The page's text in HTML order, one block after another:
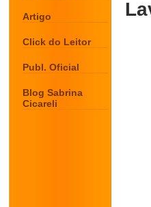
Artigo
Click do Leitor
Publ. Oficial
Blog Sabrina
Cicareli